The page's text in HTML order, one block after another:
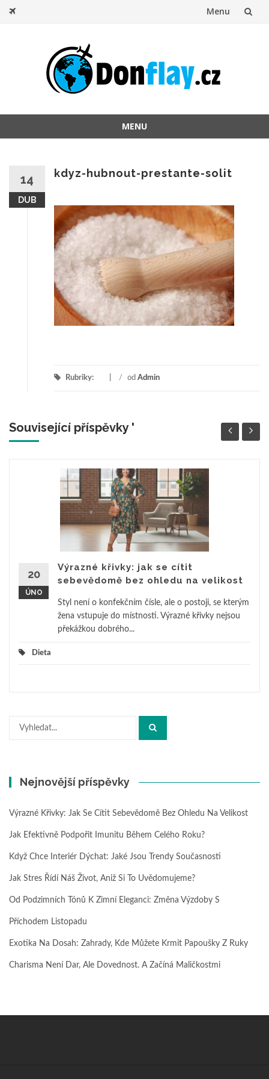
Menu
MENU
14
DUB
kdyz-hubnout-prestante-solit
Rubriky: / od Admin
Související příspěvky '
20
ÚNO
Výrazné křivky: jak se cítit
sebevědomě bez ohledu na velikost
Styl není o konfekčním čísle, ale o postoji, se kterým
žena vstupuje do místnosti. Výrazné křivky nejsou
překážkou dobrého...
Dieta
Hledat:
Nejnovější příspěvky
Výrazné Křivky: Jak Se Cítit Sebevědomě Bez Ohledu Na Velikost
Jak Efektivně Podpořit Imunitu Během Celého Roku?
Když Chce Interiér Dýchat: Jaké Jsou Trendy Současnosti
Jak Stres Řídí Náš Život, Aniž Si To Uvědomujeme?
Od Podzimních Tónů K Zimní Eleganci: Změna Výzdoby S
Příchodem Listopadu
Exotika Na Dosah: Zahrady, Kde Můžete Krmit Papoušky Z Ruky
Charisma Není Dar, Ale Dovednost. A Začíná Maličkostmi